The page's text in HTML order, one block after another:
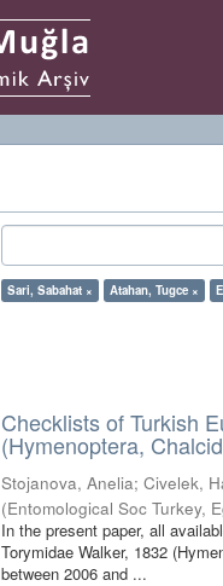
Sari, Sabahat × Atahan, Tugce ×
Checklists of Turkish
(Hymenoptera,
Stojanova, Anelia;Civelek,
(Entomological Soc Turkey,
In the present paper, all
Torymidae Walker, 1832
between 2006 and ...